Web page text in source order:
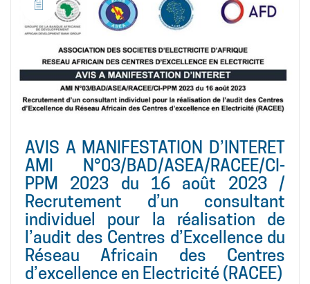
AVIS A MANIFESTATION D’INTERET
AMI N°03/BAD/ASEA/RACEE/CI-
PPM 2023 du 16 août 2023 /
Recrutement d’un consultant
individuel pour la réalisation de
l’audit des Centres d’Excellence du
Réseau Africain des Centres
d’excellence en Electricité (RACEE)